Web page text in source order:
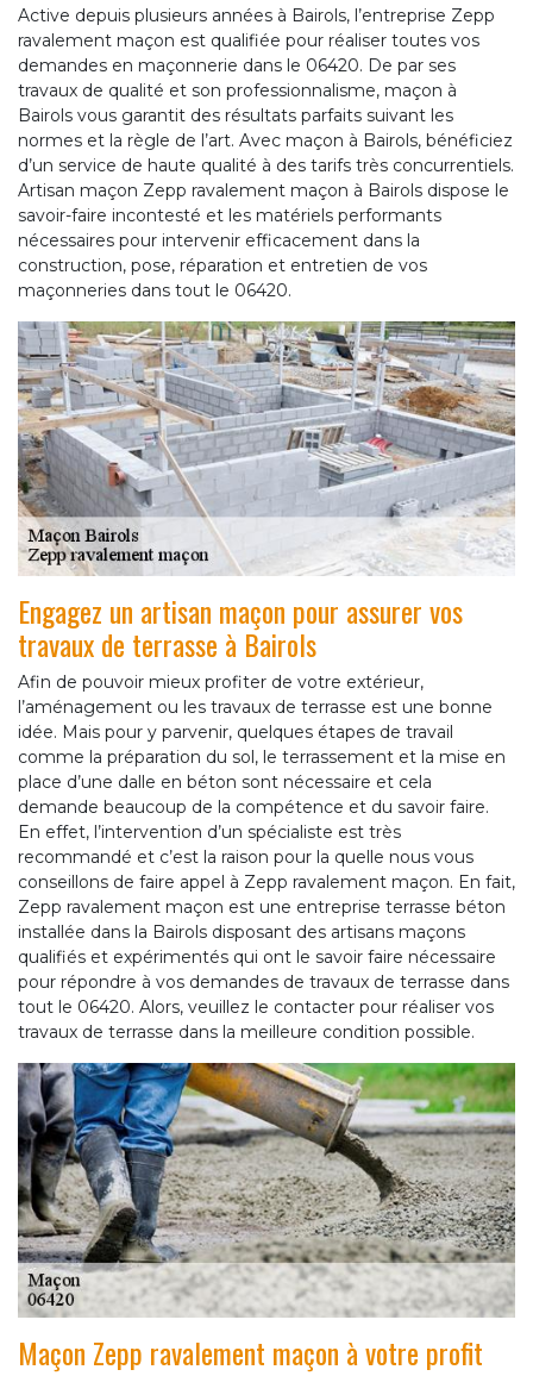
Active depuis plusieurs années à Bairols, l’entreprise Zepp
ravalement maçon est qualifiée pour réaliser toutes vos
demandes en maçonnerie dans le 06420. De par ses
travaux de qualité et son professionnalisme, maçon à
Bairols vous garantit des résultats parfaits suivant les
normes et la règle de l’art. Avec maçon à Bairols, bénéficiez
d’un service de haute qualité à des tarifs très concurrentiels.
Artisan maçon Zepp ravalement maçon à Bairols dispose le
savoir-faire incontesté et les matériels performants
nécessaires pour intervenir efficacement dans la
construction, pose, réparation et entretien de vos
maçonneries dans tout le 06420.
Engagez un artisan maçon pour assurer vos
travaux de terrasse à Bairols
Afin de pouvoir mieux profiter de votre extérieur,
l’aménagement ou les travaux de terrasse est une bonne
idée. Mais pour y parvenir, quelques étapes de travail
comme la préparation du sol, le terrassement et la mise en
place d’une dalle en béton sont nécessaire et cela
demande beaucoup de la compétence et du savoir faire.
En effet, l’intervention d’un spécialiste est très
recommandé et c’est la raison pour la quelle nous vous
conseillons de faire appel à Zepp ravalement maçon. En fait,
Zepp ravalement maçon est une entreprise terrasse béton
installée dans la Bairols disposant des artisans maçons
qualifiés et expérimentés qui ont le savoir faire nécessaire
pour répondre à vos demandes de travaux de terrasse dans
tout le 06420. Alors, veuillez le contacter pour réaliser vos
travaux de terrasse dans la meilleure condition possible.
Maçon Zepp ravalement maçon à votre profit